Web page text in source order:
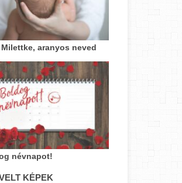
Milettke, aranyos neved
névnapot!
KÉPEK